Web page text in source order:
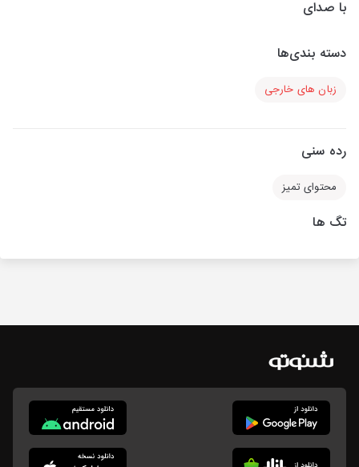
با صدای
دسته بندی‌ها
زبان های خارجی
رده سنی
محتوای تمیز
تگ ها